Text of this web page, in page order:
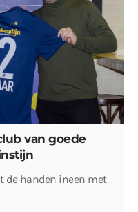
van goede
de handen ineen met